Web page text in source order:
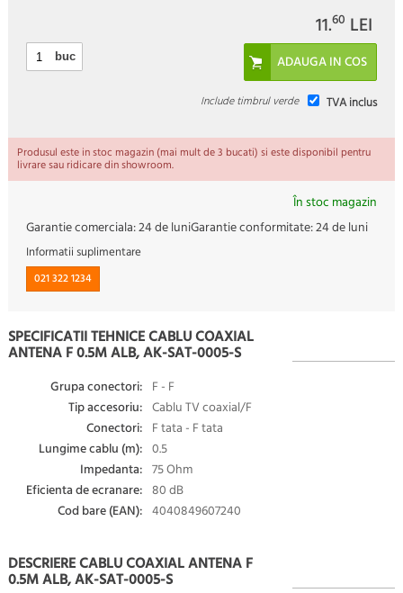
11.60 LEI
buc
TVA inclus
Include timbrul verde
Produsul este in stoc magazin (mai mult de 3 bucati) si este disponibil pentru
livrare sau ridicare din showroom.
În stoc magazin
Garantie comerciala:24 de luniGarantie conformitate:24 de luni
Informatii suplimentare
021 322 1234
SPECIFICATII TEHNICE CABLU COAXIAL
ANTENA F 0.5M ALB, AK-SAT-0005-S
Grupa conectori: F - F
Tip accesoriu: Cablu TV coaxial/F
Conectori: F tata - F tata
Lungime cablu (m): 0.5
Impedanta: 75 Ohm
Eficienta de ecranare: 80 dB
Cod bare (EAN): 4040849607240
DESCRIERE CABLU COAXIAL ANTENA F
0.5M ALB, AK-SAT-0005-S